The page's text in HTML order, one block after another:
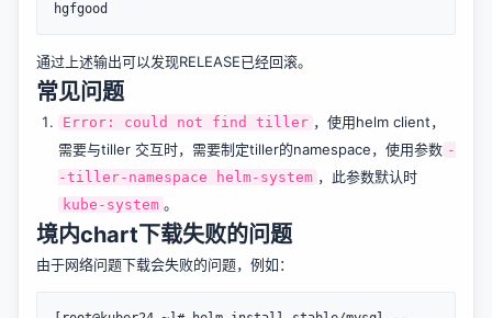
通过上述输出可以发现RELEASE已经回滚。
常见问题
Error: could not find tiller ，使用helm client，
需要与tiller 交互时，需要制定tiller的namespace，使用参数 -
-tiller-namespace helm-system ，此参数默认时
kube-system 。
境内chart下载失败的问题
由于网络问题下载会失败的问题，例如：